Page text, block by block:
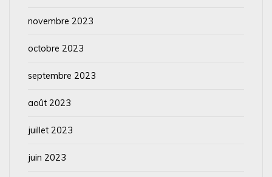
novembre 2023
octobre 2023
septembre 2023
août 2023
juillet 2023
juin 2023